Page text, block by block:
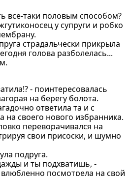
все-таки половым способом?
у супруги и робко
страдальчески прикрыла
голова разболелась...
- поинтересовалась
на берегу болота.
ответила та и с
на своего нового избранника.
переворачивался на
свои присоски, и шумно
подруга.
и ты подхватишь, -
посмотрела на свой